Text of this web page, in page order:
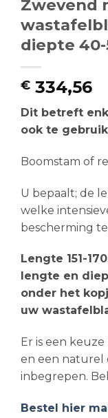
Zwevend
diepte
€ 334,56
Dit betreft
ook te
Boomstam of
U bepaalt; de
welke
bescherming
Lengte 151-
lengte en
onder het
uw
Er is een
en een naturel
inbegrepen.
Bestel hier